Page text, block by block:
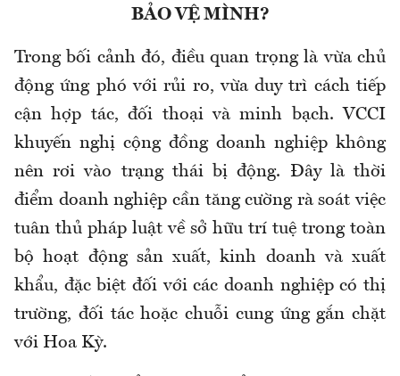
BẢO VỆ MÌNH?
Trong bối cảnh đó, điều quan trọng là vừa chủ
động ứng phó với rủi ro, vừa duy trì cách tiếp
cận hợp tác, đối thoại và minh bạch. VCCI
khuyến nghị cộng đồng doanh nghiệp không
nên rơi vào trạng thái bị động. Đây là thời
điểm doanh nghiệp cần tăng cường rà soát việc
tuân thủ pháp luật về sở hữu trí tuệ trong toàn
bộ hoạt động sản xuất, kinh doanh và xuất
khẩu, đặc biệt đối với các doanh nghiệp có thị
trường, đối tác hoặc chuỗi cung ứng gắn chặt
với Hoa Kỳ.